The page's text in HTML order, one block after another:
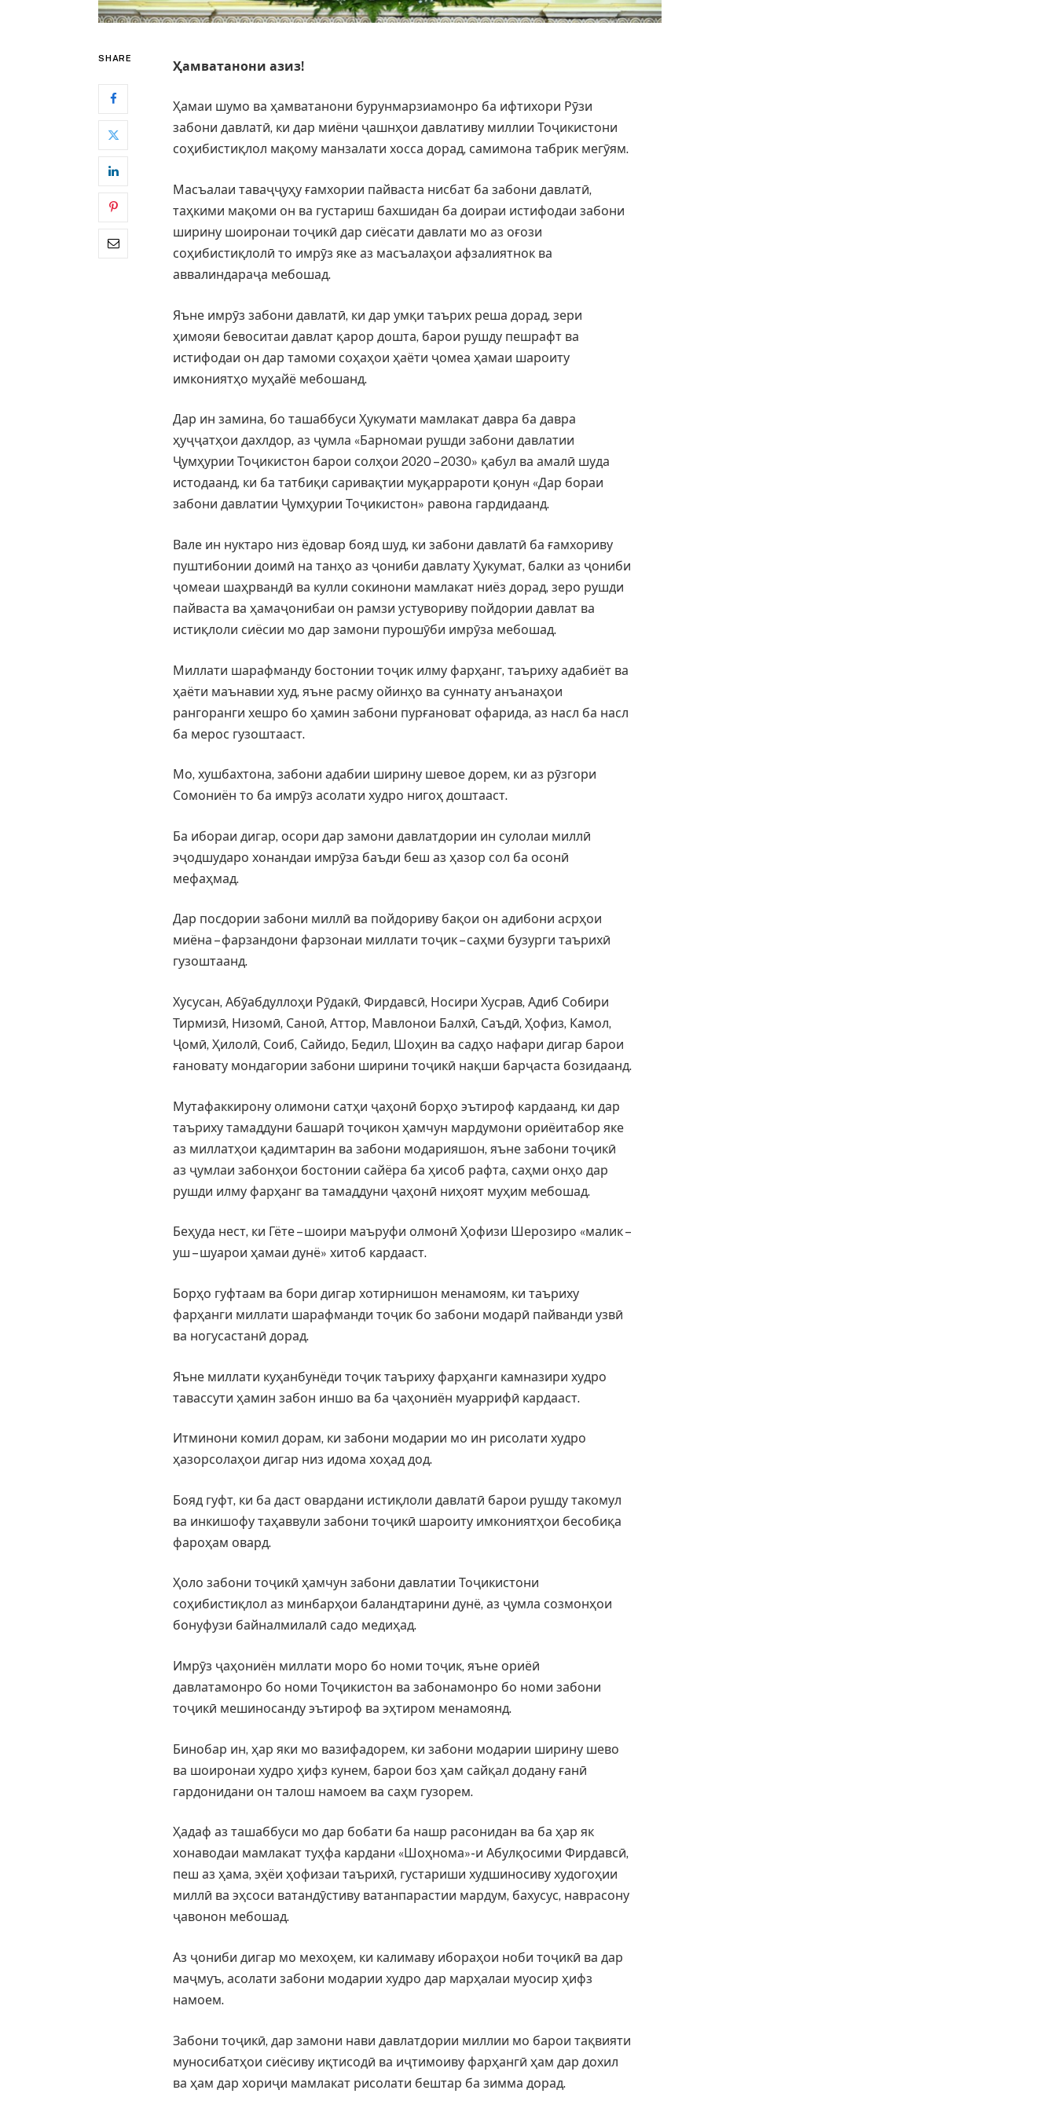
SHARE
Ҳамватанони азиз!
Ҳамаи шумо ва ҳамватанони бурунмарзиамонро ба ифтихори Рӯзи
забони давлатӣ, ки дар миёни ҷашнҳои давлативу миллии Тоҷикистони
соҳибистиқлол мақому манзалати хосса дорад, самимона табрик мегӯям.
Масъалаи таваҷҷуҳу ғамхории пайваста нисбат ба забони давлатӣ,
таҳкими мақоми он ва густариш бахшидан ба доираи истифодаи забони
ширину шоиронаи тоҷикӣ дар сиёсати давлати мо аз оғози
соҳибистиқлолӣ то имрӯз яке аз масъалаҳои афзалиятнок ва
аввалиндараҷа мебошад.
Яъне имрӯз забони давлатӣ, ки дар умқи таърих реша дорад, зери
ҳимояи бевоситаи давлат қарор дошта, барои рушду пешрафт ва
истифодаи он дар тамоми соҳаҳои ҳаёти ҷомеа ҳамаи шароиту
имкониятҳо муҳайё мебошанд.
Дар ин замина, бо ташаббуси Ҳукумати мамлакат давра ба давра
ҳуҷҷатҳои дахлдор, аз ҷумла «Барномаи рушди забони давлатии
Ҷумҳурии Тоҷикистон барои солҳои 2020 – 2030» қабул ва амалӣ шуда
истодаанд, ки ба татбиқи саривақтии муқаррароти қонун «Дар бораи
забони давлатии Ҷумҳурии Тоҷикистон» равона гардидаанд.
Вале ин нуктаро низ ёдовар бояд шуд, ки забони давлатӣ ба ғамхориву
пуштибонии доимӣ на танҳо аз ҷониби давлату Ҳукумат, балки аз ҷониби
ҷомеаи шаҳрвандӣ ва кулли сокинони мамлакат ниёз дорад, зеро рушди
пайваста ва ҳамаҷонибаи он рамзи устувориву пойдории давлат ва
истиқлоли сиёсии мо дар замони пурошӯби имрӯза мебошад.
Миллати шарафманду бостонии тоҷик илму фарҳанг, таъриху адабиёт ва
ҳаёти маънавии худ, яъне расму ойинҳо ва суннату анъанаҳои
рангоранги хешро бо ҳамин забони пурғановат офарида, аз насл ба насл
ба мерос гузоштааст.
Мо, хушбахтона, забони адабии ширину шевое дорем, ки аз рӯзгори
Сомониён то ба имрӯз асолати худро нигоҳ доштааст.
Ба ибораи дигар, осори дар замони давлатдории ин сулолаи миллӣ
эҷодшударо хонандаи имрӯза баъди беш аз ҳазор сол ба осонӣ
мефаҳмад.
Дар посдории забони миллӣ ва пойдориву бақои он адибони асрҳои
миёна – фарзандони фарзонаи миллати тоҷик – саҳми бузурги таърихӣ
гузоштаанд.
Хусусан, Абӯабдуллоҳи Рӯдакӣ, Фирдавсӣ, Носири Хусрав, Адиб Собири
Тирмизӣ, Низомӣ, Саноӣ, Аттор, Мавлонои Балхӣ, Саъдӣ, Ҳофиз, Камол,
Ҷомӣ, Ҳилолӣ, Соиб, Сайидо, Бедил, Шоҳин ва садҳо нафари дигар барои
ғановату мондагории забони ширини тоҷикӣ нақши барҷаста бозидаанд.
Мутафаккирону олимони сатҳи ҷаҳонӣ борҳо эътироф кардаанд, ки дар
таъриху тамаддуни башарӣ тоҷикон ҳамчун мардумони ориёитабор яке
аз миллатҳои қадимтарин ва забони модарияшон, яъне забони тоҷикӣ
аз ҷумлаи забонҳои бостонии сайёра ба ҳисоб рафта, саҳми онҳо дар
рушди илму фарҳанг ва тамаддуни ҷаҳонӣ ниҳоят муҳим мебошад.
Беҳуда нест, ки Гёте – шоири маъруфи олмонӣ Ҳофизи Шерозиро «малик –
уш – шуарои ҳамаи дунё» хитоб кардааст.
Борҳо гуфтаам ва бори дигар хотирнишон менамоям, ки таъриху
фарҳанги миллати шарафманди тоҷик бо забони модарӣ пайванди узвӣ
ва ногусастанӣ дорад.
Яъне миллати куҳанбунёди тоҷик таъриху фарҳанги камназири худро
тавассути ҳамин забон иншо ва ба ҷаҳониён муаррифӣ кардааст.
Итминони комил дорам, ки забони модарии мо ин рисолати худро
ҳазорсолаҳои дигар низ идома хоҳад дод.
Бояд гуфт, ки ба даст овардани истиқлоли давлатӣ барои рушду такомул
ва инкишофу таҳаввули забони тоҷикӣ шароиту имкониятҳои бесобиқа
фароҳам овард.
Ҳоло забони тоҷикӣ ҳамчун забони давлатии Тоҷикистони
соҳибистиқлол аз минбарҳои баландтарини дунё, аз ҷумла созмонҳои
бонуфузи байналмилалӣ садо медиҳад.
Имрӯз ҷаҳониён миллати моро бо номи тоҷик, яъне ориёӣ
давлатамонро бо номи Тоҷикистон ва забонамонро бо номи забони
тоҷикӣ мешиносанду эътироф ва эҳтиром менамоянд.
Бинобар ин, ҳар яки мо вазифадорем, ки забони модарии ширину шево
ва шоиронаи худро ҳифз кунем, барои боз ҳам сайқал додану ғанӣ
гардонидани он талош намоем ва саҳм гузорем.
Ҳадаф аз ташаббуси мо дар бобати ба нашр расонидан ва ба ҳар як
хонаводаи мамлакат туҳфа кардани «Шоҳнома»-и Абулқосими Фирдавсӣ,
пеш аз ҳама, эҳёи ҳофизаи таърихӣ, густариши худшиносиву худогоҳии
миллӣ ва эҳсоси ватандӯстиву ватанпарастии мардум, бахусус, наврасону
ҷавонон мебошад.
Аз ҷониби дигар мо мехоҳем, ки калимаву ибораҳои ноби тоҷикӣ ва дар
маҷмуъ, асолати забони модарии худро дар марҳалаи муосир ҳифз
намоем.
Забони тоҷикӣ, дар замони нави давлатдории миллии мо барои тақвияти
муносибатҳои сиёсиву иқтисодӣ ва иҷтимоиву фарҳангӣ ҳам дар дохил
ва ҳам дар хориҷи мамлакат рисолати бештар ба зимма дорад.